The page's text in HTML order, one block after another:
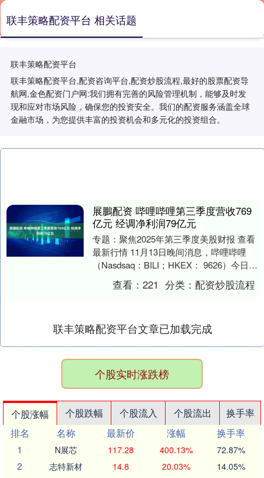
联丰策略配资平台
联丰策略配资平台,配资咨询平台,配资炒股流程,最好的股票配资导
航网,金色配资门户网:我们拥有完善的风险管理机制，能够及时发
现和应对市场风险，确保您的投资安全。我们的配资服务涵盖全球
金融市场，为您提供丰富的投资机会和多元化的投资组合。
联丰策略配资平台 相关话题
展鵬配资 哔哩哔哩第三季度营收769
亿元 经调净利润79亿元
专题：聚焦2025年第三季度美股财报 查看
最新行情 11月13日晚间消息，哔哩哔哩
（Nasdsaq：BILI；HKEX： 9626）今日发
布了截至9月30日的2....
查看：221 分类：配资炒股流程
联丰策略配资平台文章已加载完成
个股实时涨跌榜
个股涨幅 个股跌幅 个股流入 个股流出
换手率
排名
名称 最新价 涨幅
换手率
1
N展芯 117.28 400.13% 72.87%
2 志特新材 14.8 20.03% 14.05%